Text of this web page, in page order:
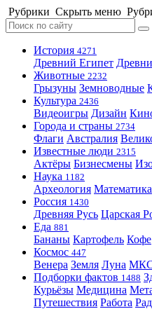
Рубрики Скрыть меню
История 4271
Древний Египет
Животные 2232
Грызуны Земноводные
Культура 2436
Видеоигры Дизайн
Города и страны 2734
Флаги Австралия
Известные люди 2315
Актёры Бизнесмены
Наука 1182
Археология Математика
Россия 1430
Древняя Русь Царская
Еда 881
Бананы Картофель Кофе
Космос 447
Венера Земля Луна
Подборки фактов 1488
Курьёзы Медицина
Путешествия Работа